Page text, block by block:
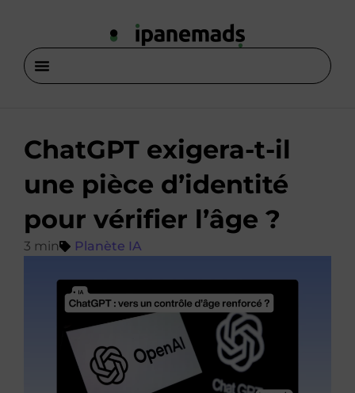
ChatGPT exigera-t-il
une pièce d’identité
pour vérifier l’âge ?
Planète IA